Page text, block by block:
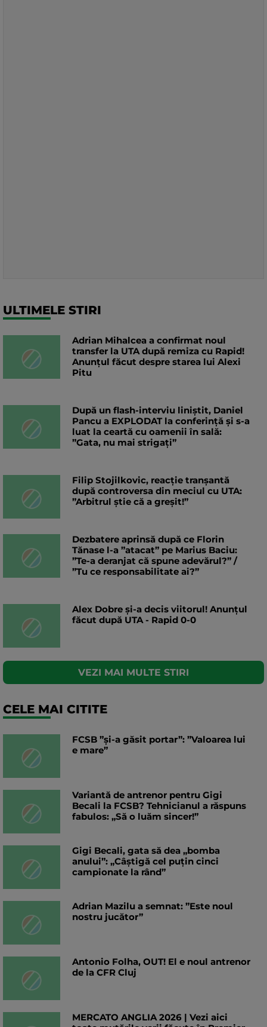
ULTIMELE STIRI
Adrian Mihalcea a confirmat noul
transfer la UTA după remiza cu Rapid!
Anunțul făcut despre starea lui Alexi
Pitu
După un flash-interviu liniștit, Daniel
Pancu a EXPLODAT la conferință și s-a
luat la ceartă cu oamenii în sală:
”Gata, nu mai strigați”
Filip Stojilkovic, reacție tranșantă
după controversa din meciul cu UTA:
”Arbitrul știe că a greșit!”
Dezbatere aprinsă după ce Florin
Tănase l-a ”atacat” pe Marius Baciu:
”Te-a deranjat că spune adevărul?” /
”Tu ce responsabilitate ai?”
Alex Dobre și-a decis viitorul! Anunțul
făcut după UTA - Rapid 0-0
VEZI MAI MULTE STIRI
CELE MAI CITITE
FCSB ”și-a găsit portar”: ”Valoarea lui
e mare”
Variantă de antrenor pentru Gigi
Becali la FCSB? Tehnicianul a răspuns
fabulos: „Să o luăm sincer!”
Gigi Becali, gata să dea „bomba
anului”: „Câștigă cel puțin cinci
campionate la rând”
Adrian Mazilu a semnat: ”Este noul
nostru jucător”
Antonio Folha, OUT! El e noul antrenor
de la CFR Cluj
MERCATO ANGLIA 2026 | Vezi aici